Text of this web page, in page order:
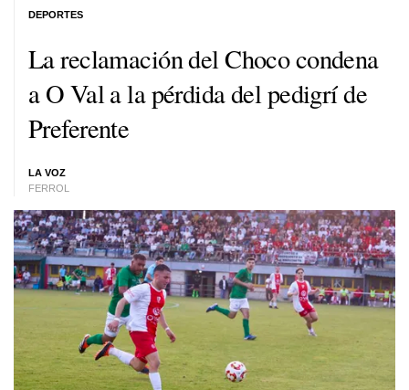
La reclamación del Choco condena
a O Val a la pérdida del pedigrí de
Preferente
LA VOZ
FERROL
DEPORTES